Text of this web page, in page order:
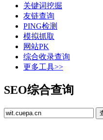
关键词挖掘
友链查询
PING检测
模拟抓取
网站PK
综合收录查询
更多工具>>
SEO综合查询